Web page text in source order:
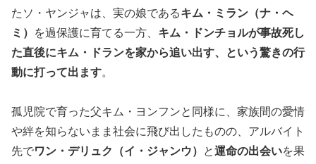
たソ・ヤンジャは、実の娘であるキム・ミラン（ナ・ヘ
ミ）
を過保護に育てる一方、 キム・ドンチョルが事故死し
た直後にキム・ドランを家から追い出す、という驚きの行
動に打って出ます。
孤児院で育った父キム・ヨンフンと同様に、家族間の愛情
や絆を知らないまま社会に飛び出したものの、アルバイト
先でワン・デリュク（イ・ジャンウ） と運命の出会いを果